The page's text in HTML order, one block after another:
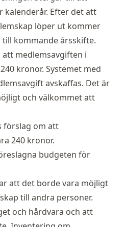
kalenderår. Efter det att
löper ut kommer
kommande årsskifte.
medlemsavgiften i
kronor. Systemet med
avskaffas. Det är
och välkommet att
förslag om att
240 kronor.
budgeten för
att det borde vara möjligt
till andra personer.
och hårdvara och att